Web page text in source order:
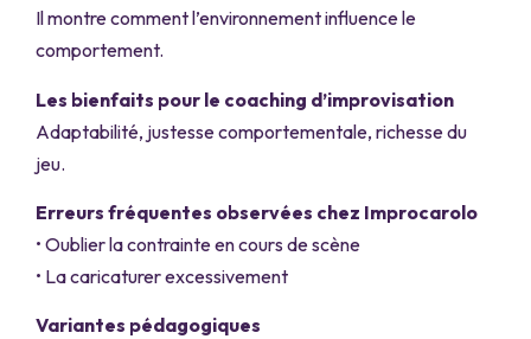
Il montre comment l’environnement influence le
comportement.
Les bienfaits pour le coaching d’improvisation
Adaptabilité, justesse comportementale, richesse du
jeu.
Erreurs fréquentes observées chez Improcarolo
• Oublier la contrainte en cours de scène
• La caricaturer excessivement
Variantes pédagogiques